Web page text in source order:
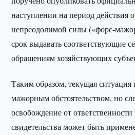
наступлении на период действия
непреодолимой силы («форс-
срок выдавать соответствующие
обращениям хозяйствующих
Таким образом, текущая ситуация
мажорным обстоятельством, но
освобождение от
свидетельства может быть